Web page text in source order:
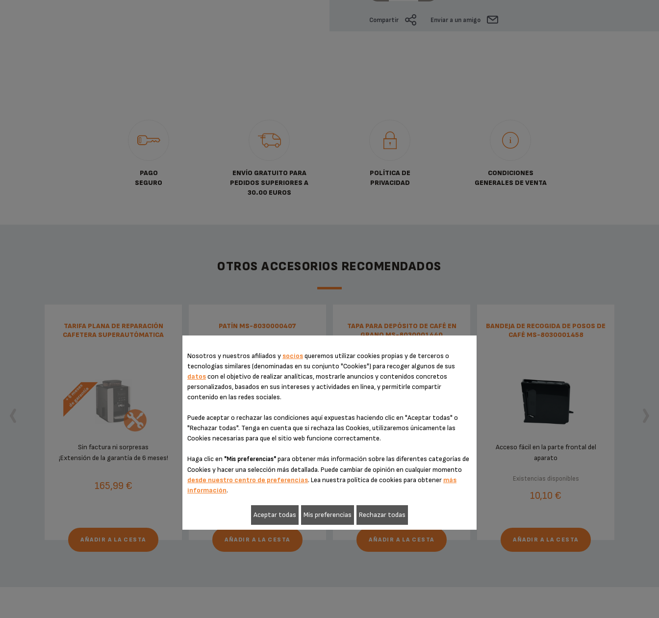
Compartir Enviar a un amigo
PAGO
SEGURO
ENVÍO GRATUITO PARA
PEDIDOS SUPERIORES A
30.00 EUROS
POLÍTICA DE
PRIVACIDAD
CONDICIONES
GENERALES DE VENTA
OTROS ACCESORIOS RECOMENDADOS
TARIFA PLANA DE REPARACIÓN
CAFETERA SUPERAUTÓMATICA
Sin factura ni sorpresas
¡Extensión de la garantía de 6 meses!
165,99 €
AÑADIR A LA CESTA
PATÍN MS-8030000407
aparatos.
Existencias disponibles
AÑADIR A LA CESTA
TAPA PARA DEPÓSITO DE CAFÉ EN
GRANO MS-8030001440
de café en grano
Existencias disponibles
AÑADIR A LA CESTA
BANDEJA DE RECOGIDA DE POSOS DE
CAFÉ MS-8030001458
Acceso fácil en la parte frontal del
aparato
Existencias disponibles
10,10 €
AÑADIR A LA CESTA
Nosotros y nuestros afiliados y sociosqueremos utilizar cookies propias y de terceros o
tecnologías similares (denominadas en su conjunto "Cookies") para recoger algunos de sus
datoscon el objetivo de realizar analíticas, mostrarle anuncios y contenidos concretos
personalizados, basados en sus intereses y actividades en línea, y permitirle compartir
contenido en las redes sociales.
Puede aceptar o rechazar las condiciones aquí expuestas haciendo clic en "Aceptar todas" o
"Rechazar todas". Tenga en cuenta que si rechaza las Cookies, utilizaremos únicamente las
Cookies necesarias para que el sitio web funcione correctamente.
Haga clic en "Mis preferencias"para obtener más información sobre las diferentes categorías de
Cookies y hacer una selección más detallada. Puede cambiar de opinión en cualquier momento
desde nuestro centro de preferencias. Lea nuestra política de cookies para obtener más
información.
Aceptar todas Mis preferencias Rechazar todas